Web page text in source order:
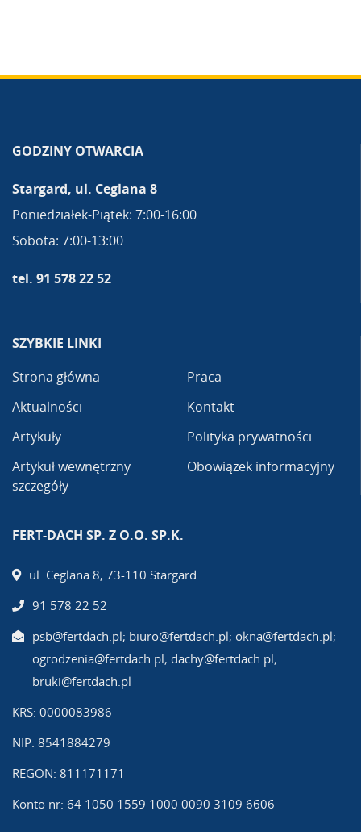
GODZINY OTWARCIA
Stargard, ul. Ceglana 8
Poniedziałek-Piątek: 7:00-16:00
Sobota: 7:00-13:00
tel. 91 578 22 52
SZYBKIE LINKI
Strona główna
Aktualności
Artykuły
Artykuł wewnętrzny
szczegóły
Praca
Kontakt
Polityka prywatności
Obowiązek informacyjny
FERT-DACH SP. Z O.O. SP.K.
ul. Ceglana 8, 73-110 Stargard
91 578 22 52
psb@fertdach.pl; biuro@fertdach.pl; okna@fertdach.pl;
ogrodzenia@fertdach.pl; dachy@fertdach.pl;
bruki@fertdach.pl
KRS: 0000083986
NIP: 8541884279
REGON: 811171171
Konto nr: 64 1050 1559 1000 0090 3109 6606